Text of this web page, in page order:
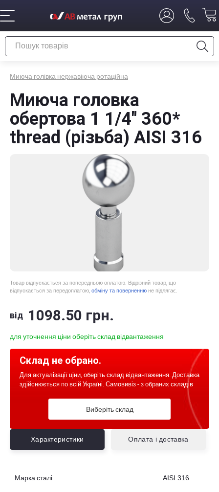
Миюча голівка нержавіюча ротаційна
Миюча головка
обертова 1 1/4" 360*
thread (різьба) AISI 316
Товар відпускається за попередньою оплатою. Відрізний товар, що
відпускається за передоплатою, обміну та поверненню не підлягає.
від 1098.50 грн.
для уточнення ціни оберіть склад відвантаження
Склад не обрано.
Для актуалізації ціни, оберіть склад відвантаження. Доставка
здійснюється по всій Україні. Самовивіз - з обраних складів
Виберіть склад
Характеристики Оплата і доставка
Марка сталі AISI 316